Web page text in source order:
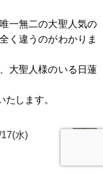
一無二の大聖人気の
く違うのがわかりま
大聖人様のいる日蓮
します。
水)